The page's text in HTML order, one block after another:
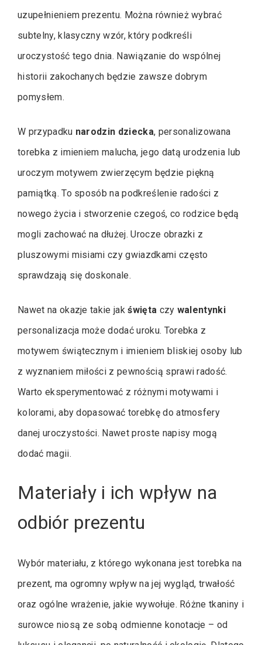
uzupełnieniem prezentu. Można również wybrać
subtelny, klasyczny wzór, który podkreśli
uroczystość tego dnia. Nawiązanie do wspólnej
historii zakochanych będzie zawsze dobrym
pomysłem.
W przypadku narodzin dziecka, personalizowana
torebka z imieniem malucha, jego datą urodzenia lub
uroczym motywem zwierzęcym będzie piękną
pamiątką. To sposób na podkreślenie radości z
nowego życia i stworzenie czegoś, co rodzice będą
mogli zachować na dłużej. Urocze obrazki z
pluszowymi misiami czy gwiazdkami często
sprawdzają się doskonale.
Nawet na okazje takie jakświęta czy walentynki
personalizacja może dodać uroku. Torebka z
motywem świątecznym i imieniem bliskiej osoby lub
z wyznaniem miłości z pewnością sprawi radość.
Warto eksperymentować z różnymi motywami i
kolorami, aby dopasować torebkę do atmosfery
danej uroczystości. Nawet proste napisy mogą
dodać magii.
Materiały i ich wpływ na
odbiór prezentu
Wybór materiału, z którego wykonana jest torebka na
prezent, ma ogromny wpływ na jej wygląd, trwałość
oraz ogólne wrażenie, jakie wywołuje. Różne tkaniny i
surowce niosą ze sobą odmienne konotacje – od